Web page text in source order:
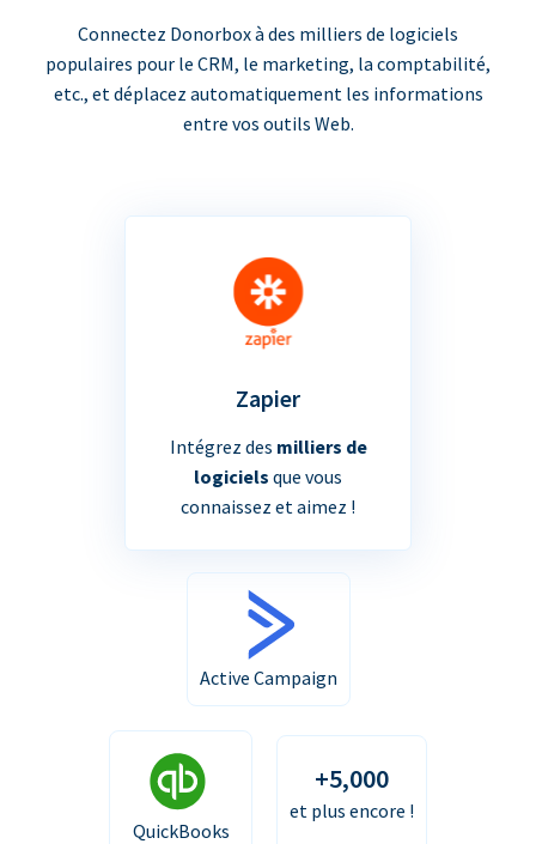
Connectez Donorbox à des milliers de logiciels
populaires pour le CRM, le marketing, la comptabilité,
etc., et déplacez automatiquement les informations
entre vos outils Web.
Zapier
Intégrez des milliers de
logiciels que vous
connaissez et aimez !
Active Campaign
QuickBooks
+5,000
et plus encore !